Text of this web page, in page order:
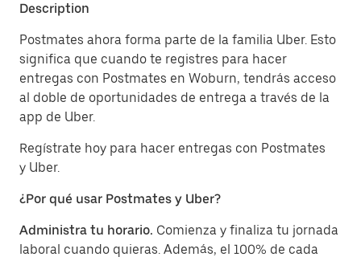
Description
Postmates ahora forma parte de la familia Uber. Esto
significa que cuando te registres para hacer
entregas con Postmates en Woburn, tendrás acceso
al doble de oportunidades de entrega a través de la
app de Uber.
Regístrate hoy para hacer entregas con Postmates
y Uber.
¿Por qué usar Postmates y Uber?
Administra tu horario. Comienza y finaliza tu jornada
laboral cuando quieras. Además, el 100% de cada